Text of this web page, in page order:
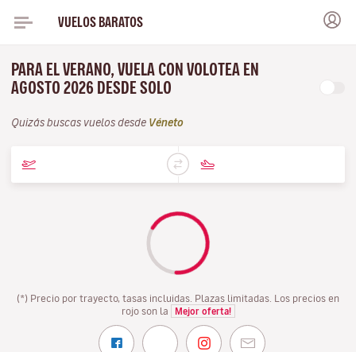
VUELOS BARATOS
PARA EL VERANO, VUELA CON VOLOTEA EN
AGOSTO 2026 DESDE SOLO
Quizás buscas vuelos desde Véneto
(*) Precio por trayecto, tasas incluidas. Plazas limitadas. Los precios en
rojo son la
Mejor oferta!